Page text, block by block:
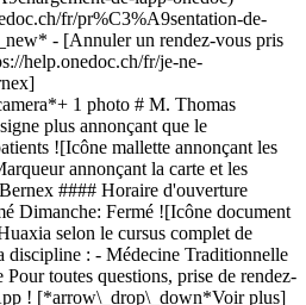
fr/pr%C3%A9sentation-de-
- [Annuler un rendez-vous pris
help.onedoc.ch/fr/je-ne-
1 photo # M. Thomas
plus annonçant que le
![Icône mallette annonçant les
annonçant la carte et les
#### Horaire d'ouverture
Dimanche: Fermé ![Icône document
selon le cursus complet de
discipline : - Médecine Traditionnelle
toutes questions, prise de rendez-
! [*arrow\_drop\_down*Voir plus]